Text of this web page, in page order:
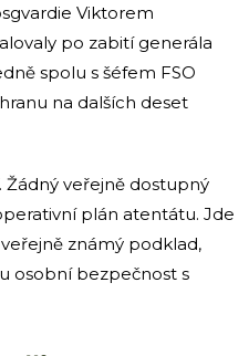
Viktorem
po zabití generála
spolu s šéfem FSO
na dalších deset
veřejně dostupný
plán atentátu. Jde
známý podklad,
osobní bezpečnost s